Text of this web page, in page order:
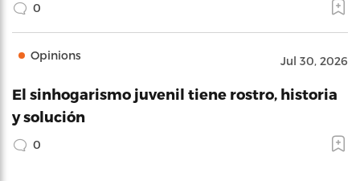
0
Opinions Jul 30, 2026
El sinhogarismo juvenil tiene rostro, historia
y solución
0